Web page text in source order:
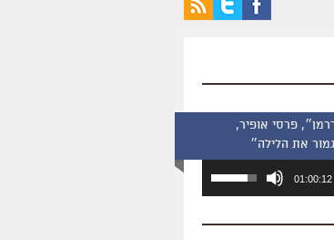
״ספיידרמן״, פרסי אופיר,
את הלילה״
01:00:12
השתמש
כדי